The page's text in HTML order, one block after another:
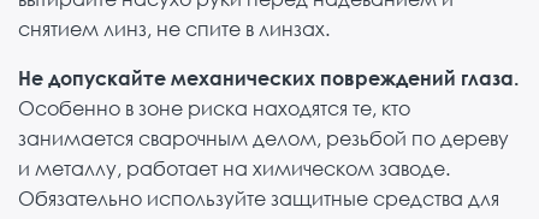
снятием линз, не спите в линзах.
Не допускайте механических повреждений глаза.
Особенно в зоне риска находятся те, кто
занимается сварочным делом, резьбой по дереву
и металлу, работает на химическом заводе.
Обязательно используйте защитные средства для